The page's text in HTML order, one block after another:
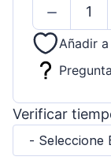
Añadir
Verificar
- Seleccione